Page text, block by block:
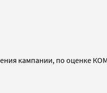
кампании, по оценке